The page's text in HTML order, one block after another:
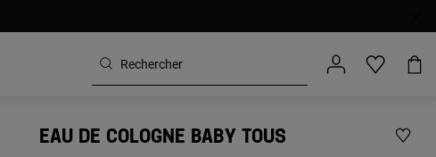
EAU DE COLOGNE BABY TOUS